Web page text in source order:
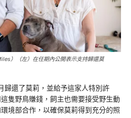
）（左）在任期內公開表示支持歸還莫
歸還了莫莉，並給予這家人特別許
隻野鳥賺錢，飼主也需要接受野生動
境部合作，以確保莫莉得到充分的照